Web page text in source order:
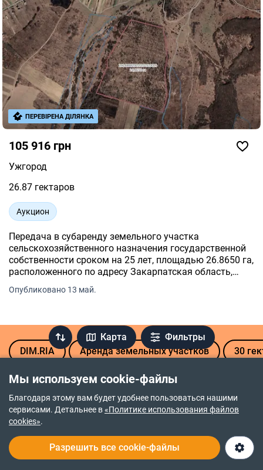
Мы используем cookie-файлы
Благодаря этому вам будет удобнее пользоваться нашими
сервисами. Детальнее в«Политике использования файлов
cookies».
Разрешить все cookie-файлы
Карта
Фильтры
DIM.RIA
Аренда земельных участков 30
105 916 грн
Ужгород
26.87 гектаров
Аукцион
Передача в субаренду земельного участка
сельскохозяйственного назначения государственной
собственности сроком на 25 лет, площадью 26.8650 га,
расположенного по адресу Закарпатская область,
сельского совета (за пределами населенного пункта с.
Опубликовано 13 май.
ПЕРЕВІРЕНА ДІЛЯНКА
Политика возврата средств
Политика приватности
Правочин про надання послуг